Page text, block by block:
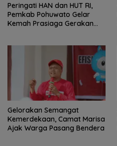
Peringati HAN dan HUT RI,
Pemkab Pohuwato Gelar
Kemah Prasiaga Gerakan
Gelorakan Semangat
Kemerdekaan, Camat Marisa
Ajak Warga Pasang Bendera